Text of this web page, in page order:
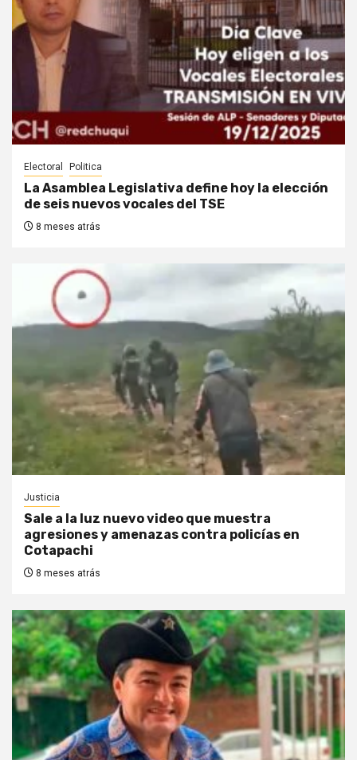
Electoral Politica
La Asamblea Legislativa define hoy la elección
de seis nuevos vocales del TSE
8 meses atrás
Justicia
Sale a la luz nuevo video que muestra
agresiones y amenazas contra policías en
Cotapachi
8 meses atrás